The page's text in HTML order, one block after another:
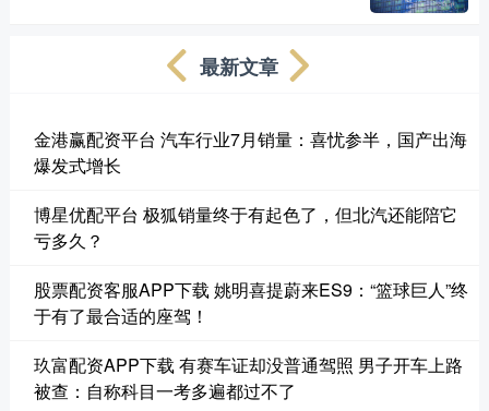
最新文章
金港赢配资平台 汽车行业7月销量：喜忧参半，国产出海
爆发式增长
博星优配平台 极狐销量终于有起色了，但北汽还能陪它
亏多久？
股票配资客服APP下载 姚明喜提蔚来ES9：“篮球巨人”终
于有了最合适的座驾！
玖富配资APP下载 有赛车证却没普通驾照 男子开车上路
被查：自称科目一考多遍都过不了